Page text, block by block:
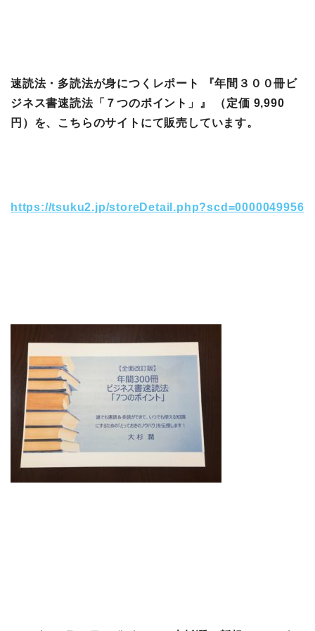
速読法・多読法が身につくレポート 『年間３００冊ビ
ジネス書速読法「７つのポイント」』 （定価 9,990
円）を、こちらのサイトにて販売しています。
https://tsuku2.jp/storeDetail.php?scd=0000049956